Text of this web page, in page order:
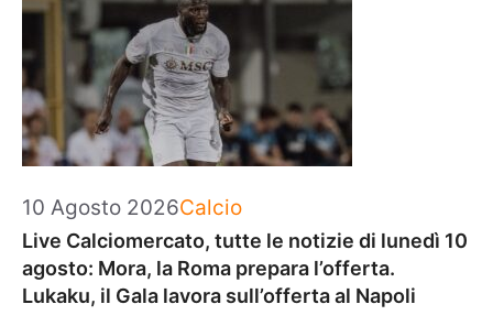
10 Agosto 2026Categorie
Calcio
Live Calciomercato, tutte le notizie di lunedì 10
agosto: Mora, la Roma prepara l’offerta.
Lukaku, il Gala lavora sull’offerta al Napoli